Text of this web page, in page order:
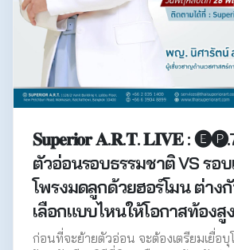
𝐒𝐮𝐩𝐞𝐫𝐢𝐨𝐫 𝐀.𝐑.𝐓. 𝐋𝐈𝐕𝐄 :
ตัวอ่อนรอบธรรมชาติ VS รอบ
โพรงมดลูกด้วยฮอร์โมน ต่าง
เลือกแบบไหนให้โอกาสท้องสู
ก่อนที่จะย้ายตัวอ่อน จะต้องเตรียมเยื่อ